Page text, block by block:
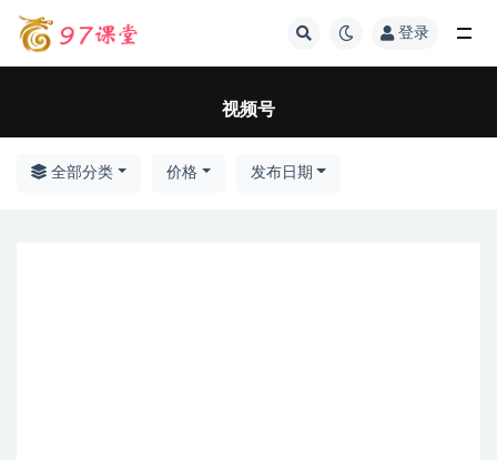
登录
视频号
全部分类 价格 发布日期